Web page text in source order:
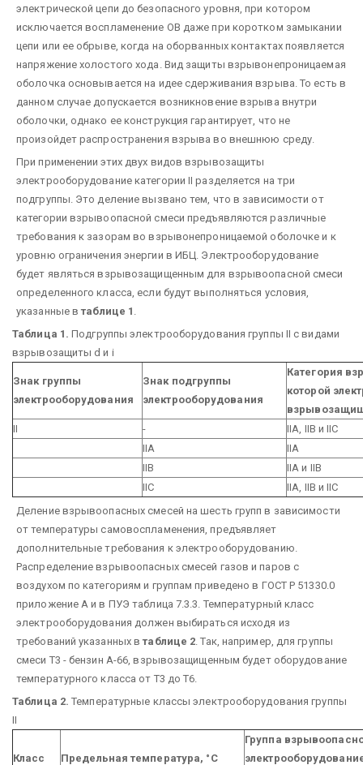
электрической цепи до безопасного уровня, при котором
исключается воспламенение ОВ даже при коротком замыкании
цепи или ее обрыве, когда на оборванных контактах появляется
напряжение холостого хода. Вид защиты взрывонепроницаемая
оболочка основывается на идее сдерживания взрыва. То есть в
данном случае допускается возникновение взрыва внутри
оболочки, однако ее конструкция гарантирует, что не
произойдет распространения взрыва во внешнюю среду.
При применении этих двух видов взрывозащиты
электрооборудование категории II разделяется на три
подгруппы. Это деление вызвано тем, что в зависимости от
категории взрывоопасной смеси предъявляются различные
требования к зазорам во взрывонепроницаемой оболочке и к
уровню ограничения энергии в ИБЦ. Электрооборудование
будет являться взрывозащищенным для взрывоопасной смеси
определенного класса, если будут выполняться условия,
указанные втаблице 1
Таблица 1.Подгруппы электрооборудования группы II с видами
взрывозащиты d и i
Знак группы
электрооборудования
Знак подгруппы
электрооборудования
Категория
которой
II
-
IIА, IIВ и IIС
IIА
IIА
IIВ
IIА и IIВ
IIC
IIА, IIВ и IIС
Деление взрывоопасных смесей на шесть групп в зависимости
от температуры самовоспламенения, предъявляет
дополнительные требования к электрооборудованию.
Распределение взрывоопасных смесей газов и паров с
воздухом по категориям и группам приведено в ГОСТ Р 51330.0
приложение А и в ПУЭ таблица 7.3.3. Температурный класс
электрооборудования должен выбираться исходя из
требований указанных втаблице 2 . Так, например, для группы
смеси Т3 - бензин А-66, взрывозащищенным будет оборудование
температурного класса от Т3 до Т6.
Таблица 2.Температурные классы электрооборудования группы
II
Класс Предельная температура, °С
Группа